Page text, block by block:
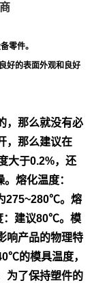
零件。
好的表面外观和良好
，那么就没有必
，那么建议在
大于0.2%，还
。 熔化温度：
275~280℃。熔
：建议80℃。模
响产品的物理特
的模具温度，
为了保持塑件的